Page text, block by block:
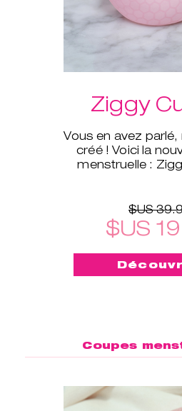
Ziggy
Vous en avez parlé,
créé ! Voici la
menstruelle :
$US
$US
Coupes